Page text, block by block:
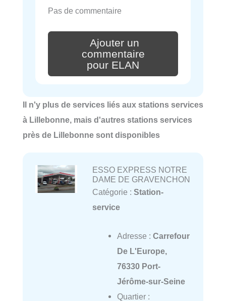
Pas de commentaire
Ajouter un
commentaire
pour ELAN
Il n'y plus de services liés aux stations services
à Lillebonne, mais d'autres stations services
près de Lillebonne sont disponibles
ESSO EXPRESS NOTRE
DAME DE GRAVENCHON
Catégorie : Station-
service
Adresse : Carrefour
De L'Europe,
76330 Port-
Jérôme-sur-Seine
Quartier :